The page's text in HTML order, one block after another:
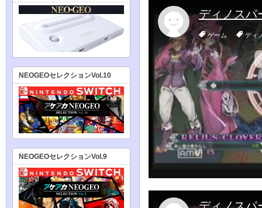
NEOGEOセレクションVol.10
NEOGEOセレクションVol.9